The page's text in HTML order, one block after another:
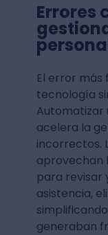
Errores
El error
tecnología
Automatizar
acelera la
incorrectos.
aprovechan
para revisar
asistencia,
generaban